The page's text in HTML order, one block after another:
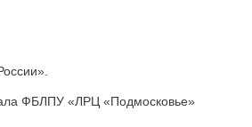
ФБЛПУ «ЛРЦ «Подмосковье»